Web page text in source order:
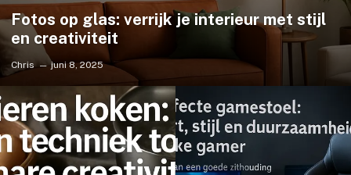
Fotos op glas: verrijk je interieur met stijl
en creativiteit
Chris juni 8, 2025